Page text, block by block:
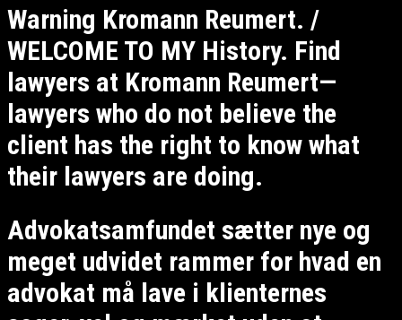
Warning Kromann Reumert. /
WELCOME TO MY History. Find
lawyers at Kromann Reumert—
lawyers who do not believe the
client has the right to know what
their lawyers are doing.
Advokatsamfundet sætter nye og
meget udvidet rammer for hvad en
advokat må lave i klienternes